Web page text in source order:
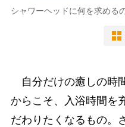
シャワーヘッドに何を求める
自分だけの癒しの時
からこそ、入浴時間を
だわりたくなるもの。